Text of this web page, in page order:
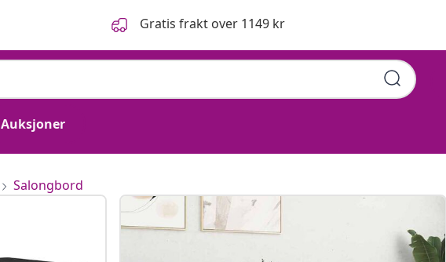
Gratis frakt over 1149 kr
Auksjoner
Salongbord